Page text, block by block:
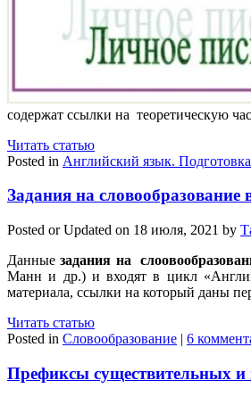
содержат ссылки на теоретическую
Читать статью
Posted in Английский язык.
Задания на
Posted or Updated on 18 июля, 2021 by
Данныезадания на
Манн и др.) и входят в цикл
материала, ссылки на который даны
Читать статью
Posted in Словообразование | 6
Префиксы существительных и